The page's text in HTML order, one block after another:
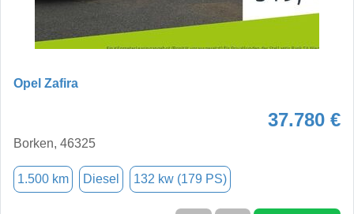
Opel Zafira
37.780 €
Borken, 46325
1.500 km Diesel 132 kw (179 PS)